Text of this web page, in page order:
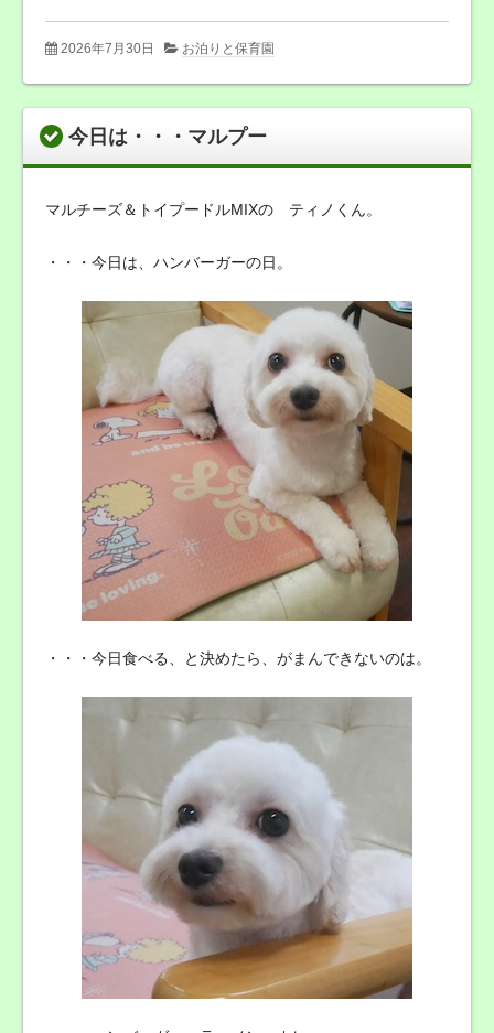
2026年7月30日 お泊りと保育園
今日は・・・マルプー
マルチーズ＆トイプードルMIXの ティノくん。
・・・今日は、ハンバーガーの日。
・・・今日食べる、と決めたら、がまんできないのは。